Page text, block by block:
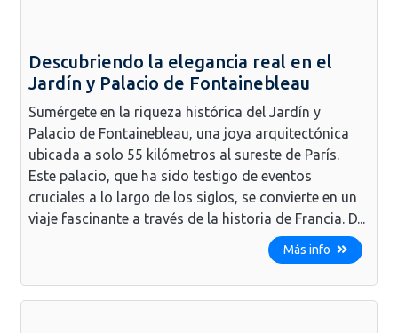
Descubriendo la elegancia real en el
Jardín y Palacio de Fontainebleau
Sumérgete en la riqueza histórica del Jardín y
Palacio de Fontainebleau, una joya arquitectónica
ubicada a solo 55 kilómetros al sureste de París.
Este palacio, que ha sido testigo de eventos
cruciales a lo largo de los siglos, se convierte en un
viaje fascinante a través de la historia de Francia. D...
Más info